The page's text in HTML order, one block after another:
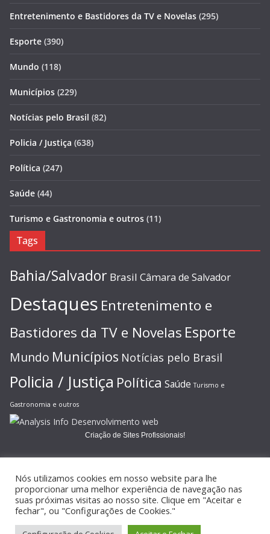
Entretenimento e Bastidores da TV e Novelas (295)
Esporte (390)
Mundo (118)
Municípios (229)
Notícias pelo Brasil (82)
Policia / Justiça (638)
Política (247)
Saúde (44)
Turismo e Gastronomia e outros (11)
Tags
Bahia/Salvador Brasil Câmara de Salvador
Destaques Entretenimento e
Bastidores da TV e Novelas Esporte
Mundo Municípios Notícias pelo Brasil
Policia / Justiça Política Saúde Turismo e
Gastronomia e outros
Criação de Sites Profissionais!
Copyright © 2026JORNAL GAZETA ONLINE
reservados.
Nós utilizamos cookies em nosso website para lhe
proporcionar uma melhor experiência de navegação nas
suas próximas visitas ao nosso site. Clique em "Aceitar e
fechar", ou "Configurações de Cookies."